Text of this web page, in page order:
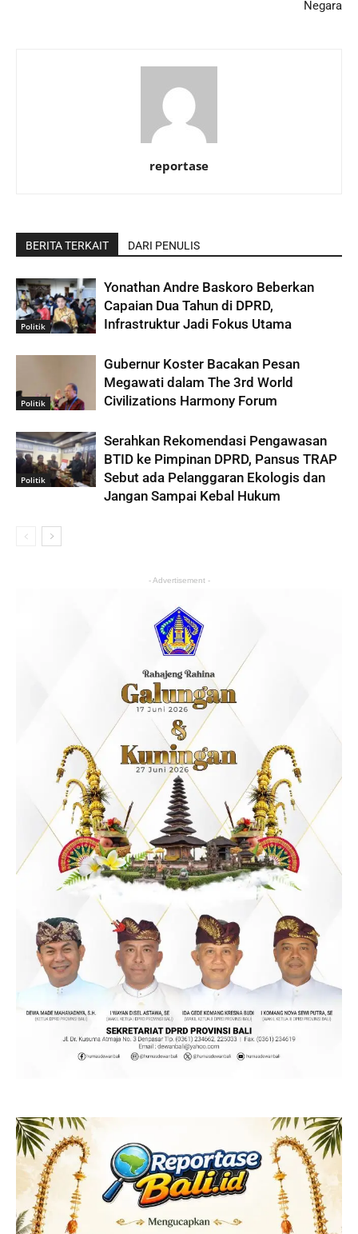
Negara
reportase
BERITA TERKAIT DARI PENULIS
Politik
Yonathan Andre Baskoro Beberkan
Capaian Dua Tahun di DPRD,
Infrastruktur Jadi Fokus Utama
Politik
Gubernur Koster Bacakan Pesan
Megawati dalam The 3rd World
Civilizations Harmony Forum
Politik
Serahkan Rekomendasi Pengawasan
BTID ke Pimpinan DPRD, Pansus TRAP
Sebut ada Pelanggaran Ekologis dan
Jangan Sampai Kebal Hukum
- Advertisement -